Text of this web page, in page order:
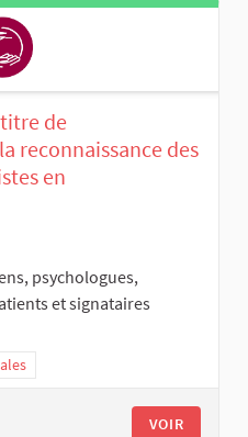
de
reconnaissance des
en
psychologues,
et signataires
VOIR